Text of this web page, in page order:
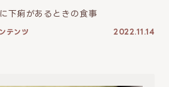
下痢があるときの食事
テンツ 2022.11.14